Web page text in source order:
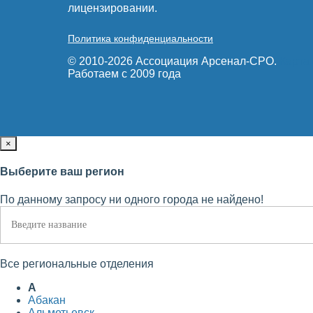
лицензировании.
Политика конфиденциальности
© 2010-2026 Ассоциация Арсенал-СРО.
Работаем с 2009 года
×
Выберите ваш регион
По данному запросу ни одного города не найдено!
Все региональные отделения
А
Абакан